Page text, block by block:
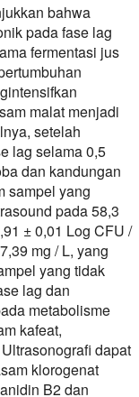
bahwa
pada fase lag
fermentasi jus
malat menjadi
setelah
lag selama 0,5
dan kandungan
sampel yang
pada 58,3
± 0,01 Log CFU /
mg / L, yang
yang tidak
lag dan
metabolisme
kafeat,
dapat
klorogenat
B2 dan